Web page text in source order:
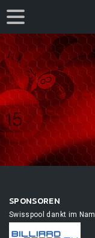
SPONSOREN
Swisspool dankt im